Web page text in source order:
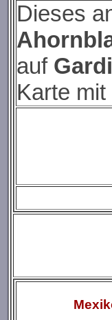
Dieses
auf
Karte